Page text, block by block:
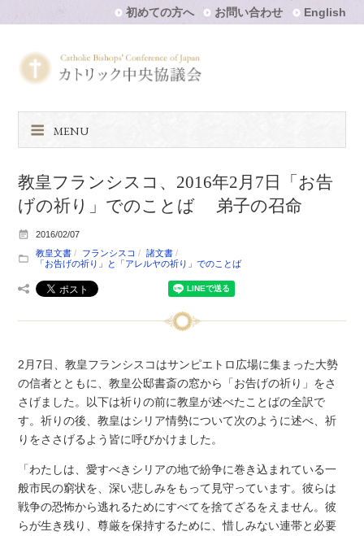
初めての方へ お問い合わせ English
MENU
教皇フランシスコ、2016年2月7日「お告
げの祈り」でのことば 弟子の召命
2016/02/07
教皇文書
フランシスコ
諸文書
「お告げの祈り」と「アレルヤの祈り」でのことば
2月7日、教皇フランシスコはサンピエトロ広場に集まった大勢
の信者とともに、教皇公邸書斎の窓から「お告げの祈り」をさ
さげました。以下は祈りの前に教皇が述べたことばの全訳で
す。祈りの後、教皇はシリア情勢について次のように述べ、祈
りをささげるよう皆に呼びかけました。
「わたしは、愛すべきシリアの地で紛争に巻き込まれている一
般市民の窮状を、深い悲しみをもって見守っています。彼らは
戦争の恐怖から逃れるためにすべてを捨てざるをえません。彼
らが生き残り、尊厳を保持するために、惜しみない連帯と必要